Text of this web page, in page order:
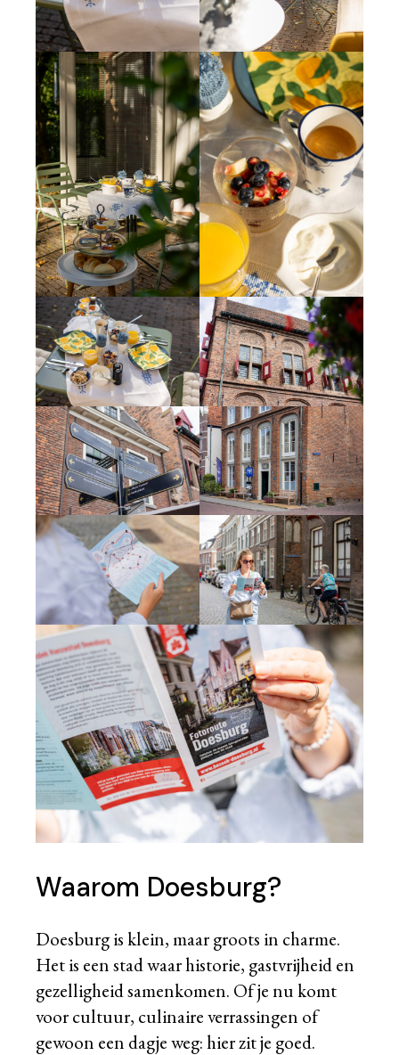
Waarom Doesburg?
Doesburg is klein, maar groots in charme.
Het is een stad waar historie, gastvrijheid en
gezelligheid samenkomen. Of je nu komt
voor cultuur, culinaire verrassingen of
gewoon een dagje weg: hier zit je goed.